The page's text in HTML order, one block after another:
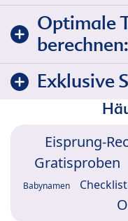
Optimale
berechnen:
Exklusive
Eisprung-
Gratisproben
Babynamen